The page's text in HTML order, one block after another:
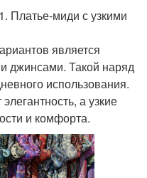
Платье-миди с узкими
является
джинсами. Такой наряд
использования.
а узкие
и комфорта.